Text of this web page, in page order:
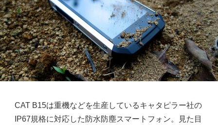
CAT B15は重機などを生産しているキャタピラー社の
IP67規格に対応した防水防塵スマートフォン。見た目